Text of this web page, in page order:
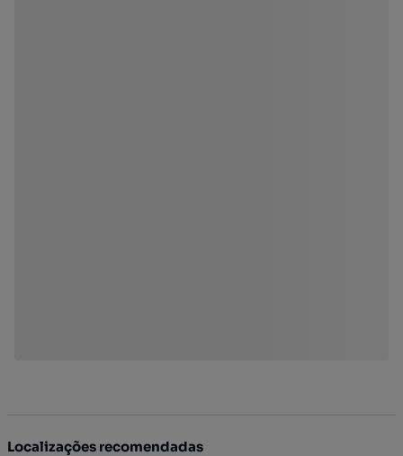
Localizações recomendadas